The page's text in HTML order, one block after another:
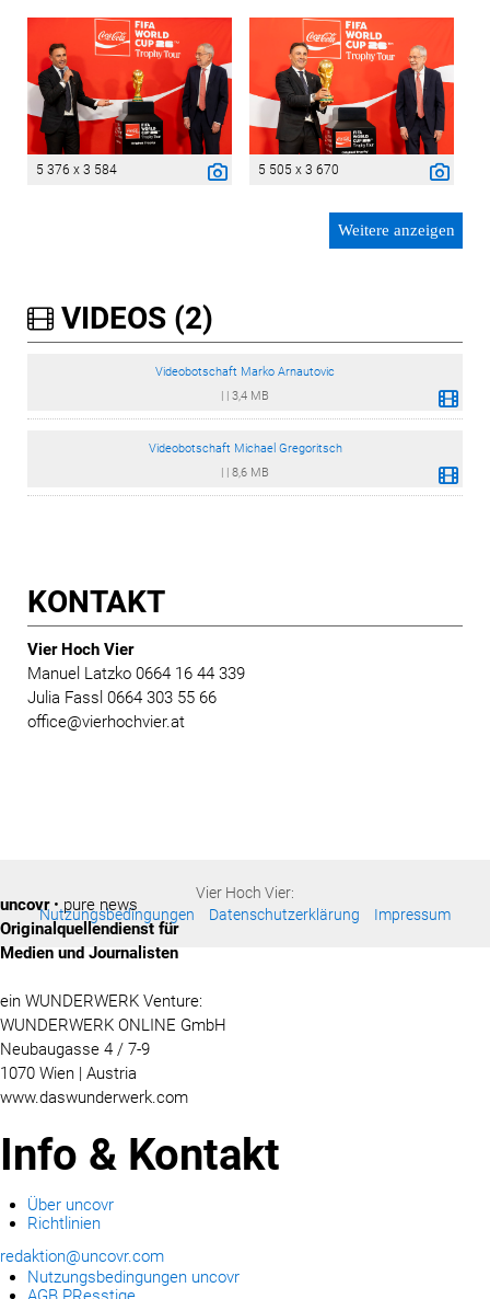
5 376 x 3 584 5 505 x 3 670
Weitere anzeigen
VIDEOS (2)
Videobotschaft Marko Arnautovic
| | 3,4 MB
Videobotschaft Michael Gregoritsch
| | 8,6 MB
KONTAKT
Vier Hoch Vier
Manuel Latzko 0664 16 44 339
Julia Fassl 0664 303 55 66
office@vierhochvier.at
Vier Hoch Vier:
Nutzungsbedingungen
Datenschutzerklärung Impressum
uncovr• pure news
Originalquellendienst für
Medien und Journalisten
ein WUNDERWERK Venture:
WUNDERWERK ONLINE GmbH
Neubaugasse 4 / 7-9
1070 Wien | Austria
www.daswunderwerk.com
Info & Kontakt
Über uncovr
Richtlinien
redaktion@uncovr.com
Nutzungsbedingungen uncovr